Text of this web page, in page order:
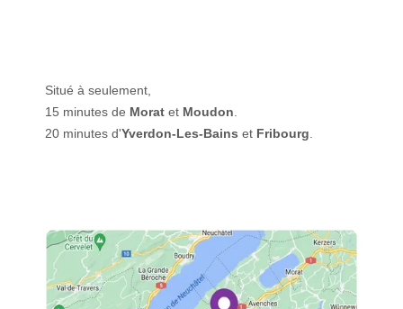
Situé à seulement,
15 minutes de Morat et Moudon
20 minutes d'Yverdon-Les-Bains et Fribourg